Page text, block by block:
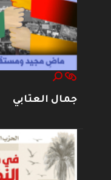
جمال العتابي